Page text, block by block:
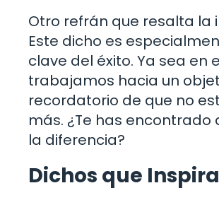
Otro refrán que resalta la
Este dicho es
clave del éxito. Ya sea
trabajamos hacia un
recordatorio de que no
más. ¿Te has
la diferencia?
Dichos que